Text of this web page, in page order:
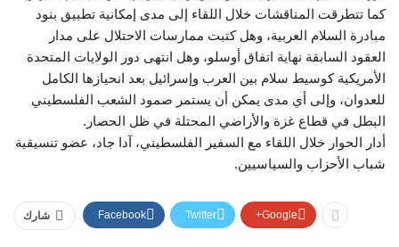
كما تتطرقت المناقشات خلال اللقاء إلى مدى إمكانية تطبيق بنود
مبادرة السلام العربية، وهل كتبت ممارسات الاحتلال على مدار
العقود السابقة نهاية اتفاق أوسلو، وهل انتهى دور الولايات المتحدة
الأمريكية كوسيط سلام بين العرب وإسرائيل بعد انحيازها الكامل
للعدوان، وإلى أي مدى يمكن أن يستمر صمود الشعب الفلسطيني
البطل في قطاع غزة والأراضي المحتلة في ظل الحصار.
أدار الحوار خلال اللقاء مع السفير الفلسطيني، آدا جاد، عضو تنسيقية
شباب الأحزاب والسياسيين.
شارك Facebook Twitter Google+